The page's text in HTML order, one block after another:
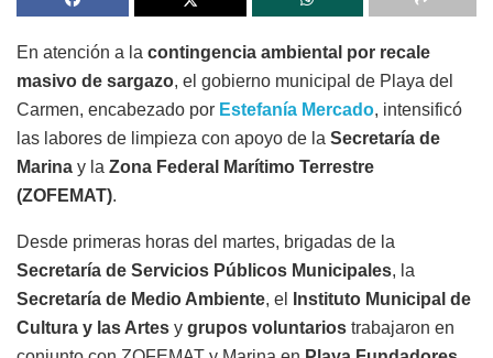
En atención a la contingencia ambiental por recale
masivo de sargazo, el gobierno municipal de Playa del
Carmen, encabezado por Estefanía Mercado, intensificó
las labores de limpieza con apoyo de la Secretaría de
Marina y la Zona Federal Marítimo Terrestre
(ZOFEMAT).
Desde primeras horas del martes, brigadas de la
Secretaría de Servicios Públicos Municipales, la
Secretaría de Medio Ambiente, el
Instituto Municipal de
Cultura y las Artes y grupos voluntarios trabajaron en